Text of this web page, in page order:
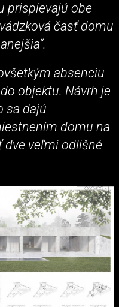
prispievajú obe
časť domu
absenciu
objektu. Návrh je
sa dajú
domu na
dve veľmi odlišné